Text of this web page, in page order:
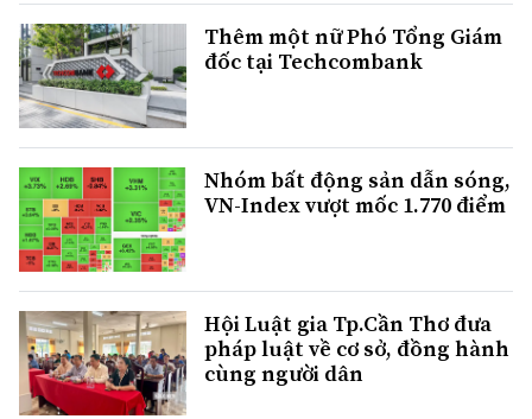
Thêm một nữ Phó Tổng Giám
đốc tại Techcombank
Nhóm bất động sản dẫn sóng,
VN-Index vượt mốc 1.770 điểm
Hội Luật gia Tp.Cần Thơ đưa
pháp luật về cơ sở, đồng hành
cùng người dân